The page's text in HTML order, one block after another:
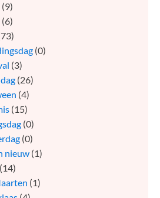
(9)
(6)
(0)
(3)
(26)
(4)
(15)
(0)
(0)
nieuw (1)
(14)
(1)